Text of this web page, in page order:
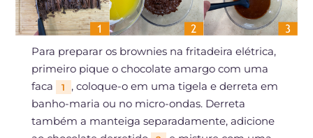
Para preparar os brownies na fritadeira elétrica,
primeiro pique o chocolate amargo com uma
faca
1
, coloque-o em uma tigela e derreta em
banho-maria ou no micro-ondas. Derreta
também a manteiga separadamente, adicione